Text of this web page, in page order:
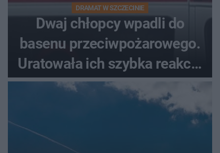
DRAMAT W SZCZECINIE
Dwaj chłopcy wpadli do
basenu przeciwpożarowego.
Uratowała ich szybka reakcja
świadków